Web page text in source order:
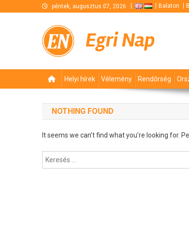
péntek, augusztus 07, 2026 Balaton
Egri Nap
Helyi hírek Vélemény Rendőrség
NOTHING FOUND
It seems we can’t find what you’re looking for.
Keresés: